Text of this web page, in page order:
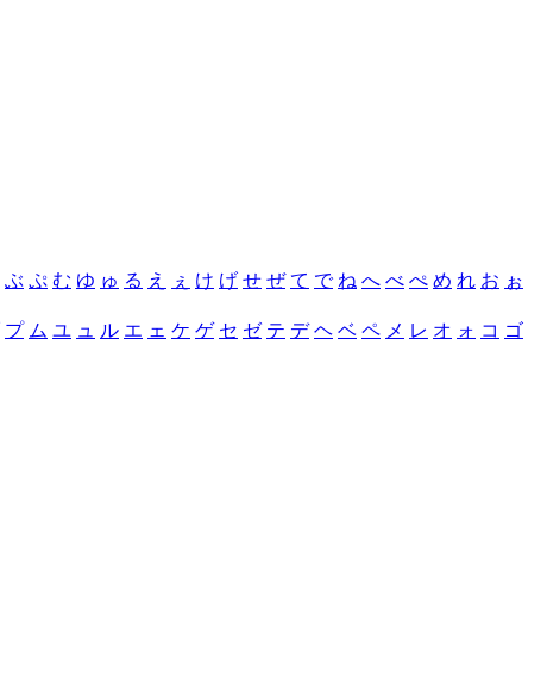
ぶ ぷ む ゆ ゅ る え ぇ け げ せ ぜ て で ね へ べ ぺ め れ お ぉ
プ ム ユ ュ ル エ ェ ケ ゲ セ ゼ テ デ ヘ ベ ペ メ レ オ ォ コ ゴ